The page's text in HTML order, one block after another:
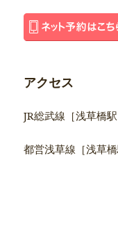
アクセス
JR総武線［浅草橋
都営浅草線［浅草